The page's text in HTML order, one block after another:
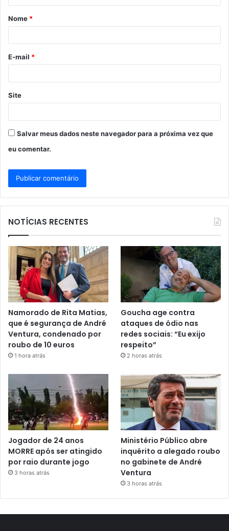
á
r
*
Nome *
E-mail *
Site
Salvar meus dados neste navegador para a próxima vez que
eu comentar.
NOTÍCIAS RECENTES
Namorado de Rita Matias,
que é segurança de André
Ventura, condenado por
roubo de 10 euros
1 hora atrás
Goucha age contra
ataques de ódio nas
redes sociais: “Eu exijo
respeito”
2 horas atrás
Jogador de 24 anos
MORRE após ser atingido
por raio durante jogo
3 horas atrás
Ministério Público abre
inquérito a alegado roubo
no gabinete de André
Ventura
3 horas atrás